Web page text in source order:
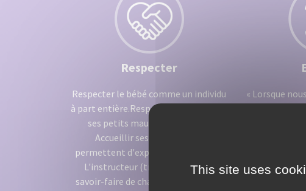
Respecter
Respecter le bébé comme un individu
à part entière.Respecter ses rythmes,
ses petits maux, ses humeurs.
Accueillir ses pleurs qui lui
permettent d'exprimer ses besoins.
L'instructeur (trice) respecte le
savoir-faire de chaque parent (ou la
« Lorsque
Ecouter
This site uses